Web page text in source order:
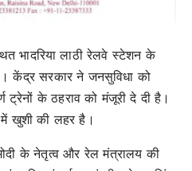
भादरिया लाठी रेलवे स्टेशन के
केंद्र सरकार ने जनसुविधा को
ट्रेनों के ठहराव को मंजूरी दे दी है।
खुशी की लहर है।
के नेतृत्व और रेल मंत्रालय की